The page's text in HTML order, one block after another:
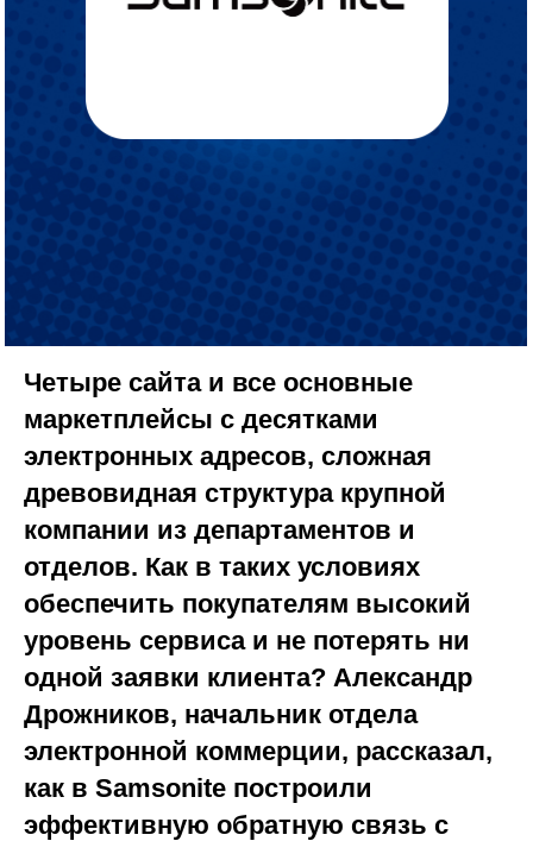
Четыре сайта и все основные
маркетплейсы с десятками
электронных адресов, сложная
древовидная структура крупной
компании из департаментов и
отделов. Как в таких условиях
обеспечить покупателям высокий
уровень сервиса и не потерять ни
одной заявки клиента? Александр
Дрожников, начальник отдела
электронной коммерции, рассказал,
как в Samsonite построили
эффективную обратную связь с